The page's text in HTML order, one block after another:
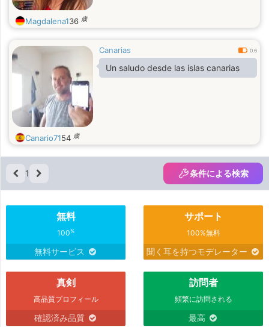
Magdalena136 歳
Canarias 0.6
Un saludo desde las islas canarias
Canario7154 歳
1 条件による検索
無料
100%
無料サービス
サポート
100%無料
聞く耳を持つモデレーター
真剣
高品質プロフィール
確認済み品質
訪問者
頻繁に訪問される
最高